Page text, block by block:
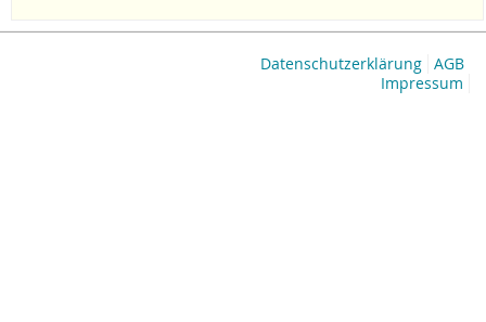
AGB
Datenschutzerklärung
Impressum